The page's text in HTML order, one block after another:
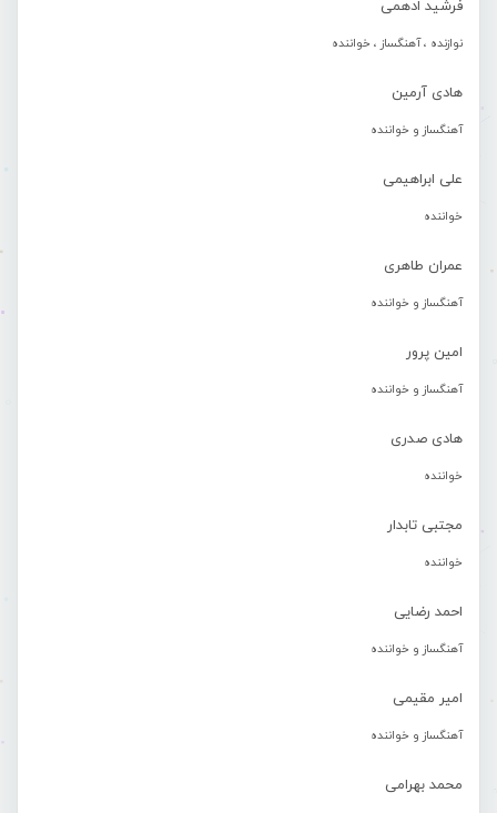
فرشید ادهمی
نوازنده ، آهنگساز ، خواننده
هادی آرمین
آهنگساز و خواننده
علی ابراهیمی
خواننده
عمران طاهری
آهنگساز و خواننده
امین پرور
آهنگساز و خواننده
هادی صدری
خواننده
مجتبی تابدار
خواننده
احمد رضایی
آهنگساز و خواننده
امیر مقیمی
آهنگساز و خواننده
محمد بهرامی